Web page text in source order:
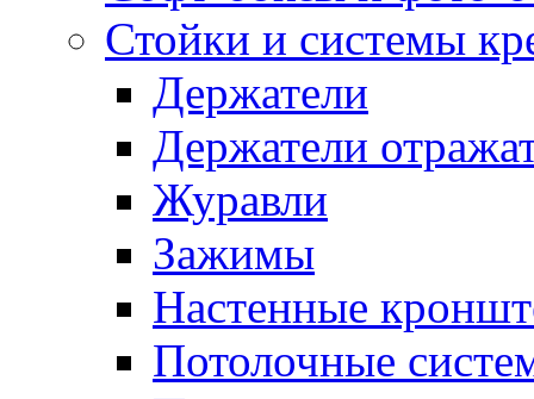
Стойки и системы
Держатели
Держатели
Журавли
Зажимы
Настенные
Потолочные